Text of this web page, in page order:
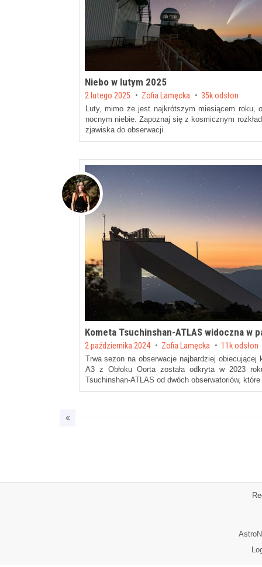
Niebo w lutym 2025
Posted on
2 lutego 2025 by Zofia Lamęcka 35k odsłon
Luty, mimo że jest najkrótszym miesiącem roku,
nocnym niebie. Zapoznaj się z kosmicznym
zjawiska do obserwacji.
Kometa Tsuchinshan-ATLAS widoczna w
Posted on
2 października 2024 by Zofia Lamęcka 11k odsłon
Trwa sezon na obserwacje najbardziej
A3 z Obłoku Oorta została odkryta w 2023
Tsuchinshan-ATLAS od dwóch obserwatoriów,